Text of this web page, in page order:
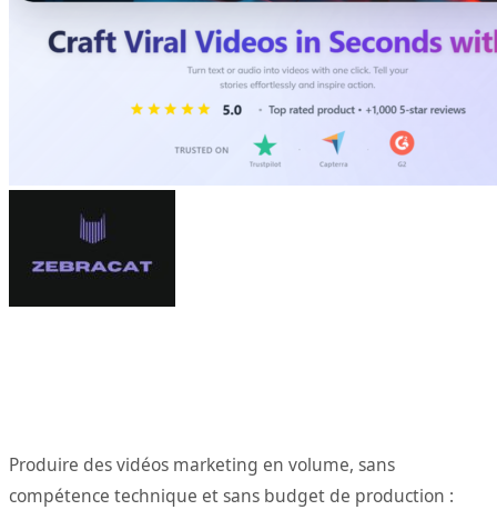
Produire des vidéos marketing en volume, sans
compétence technique et sans budget de production :